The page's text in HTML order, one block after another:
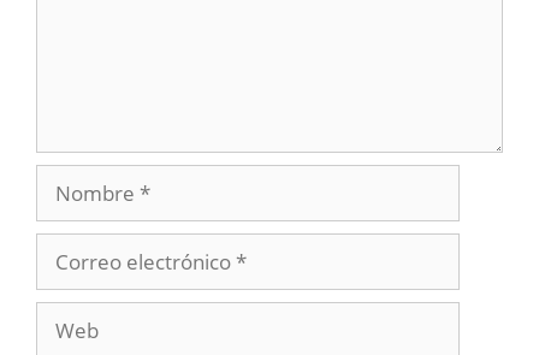
Nombre
electrónico